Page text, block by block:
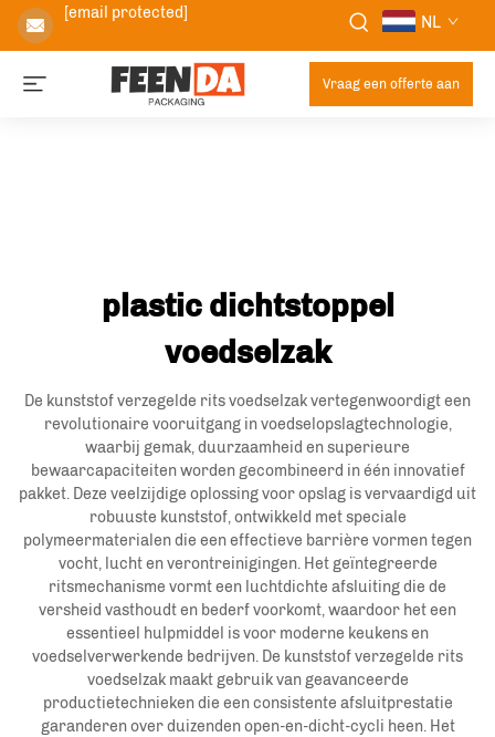
[email protected] NL
Vraag een offerte aan
plastic dichtstoppel
voedselzak
De kunststof verzegelde rits voedselzak vertegenwoordigt een
revolutionaire vooruitgang in voedselopslagtechnologie,
waarbij gemak, duurzaamheid en superieure
bewaarcapaciteiten worden gecombineerd in één innovatief
pakket. Deze veelzijdige oplossing voor opslag is vervaardigd uit
robuuste kunststof, ontwikkeld met speciale
polymeermaterialen die een effectieve barrière vormen tegen
vocht, lucht en verontreinigingen. Het geïntegreerde
ritsmechanisme vormt een luchtdichte afsluiting die de
versheid vasthoudt en bederf voorkomt, waardoor het een
essentieel hulpmiddel is voor moderne keukens en
voedselverwerkende bedrijven. De kunststof verzegelde rits
voedselzak maakt gebruik van geavanceerde
productietechnieken die een consistente afsluitprestatie
garanderen over duizenden open-en-dicht-cycli heen. Het